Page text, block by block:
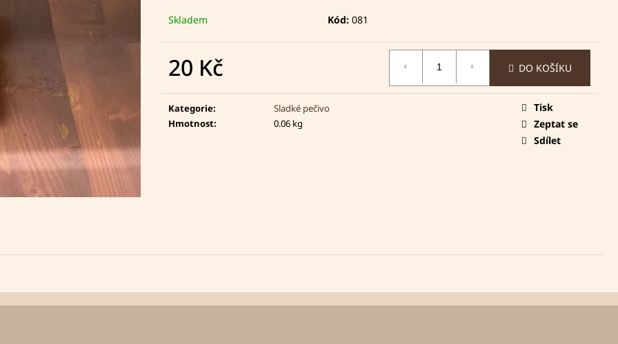
Skladem Kód: 081
20 Kč
cena:
DO KOŠÍKU
Kategorie:
Sladké pečivo
Hmotnost: 0.06 kg
Tisk
Zeptat se
Sdílet